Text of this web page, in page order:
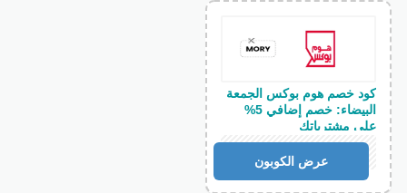
كود خصم هوم بوكس الجمعة
البيضاء: خصم إضافي 5%
على مشترياتك
عرض الكوبون